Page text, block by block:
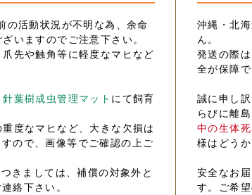
の活動状況が不明な為、余命
いますのでご注意下さい。
先や触角等に軽度なマヒなど
針葉樹成虫管理マット にて飼育
度なマヒなど、大きな欠損は
ので、画像等でご確認の上ご
きましては、補償の対象外と
絡下さい。
沖縄・北
ん。
発送の際
全が保障
誠に申し
らびに離
中の生体
様はどうか
安全なお
す。ご希